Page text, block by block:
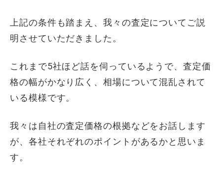
上記の条件も踏まえ、我々の査定についてご説
明させていただきました。
これまで5社ほど話を伺っているようで、査定価
格の幅がかなり広く、相場について混乱されて
いる模様です。
我々は自社の査定価格の根拠などをお話します
が、各社それぞれのポイントがあるかと思いま
す。